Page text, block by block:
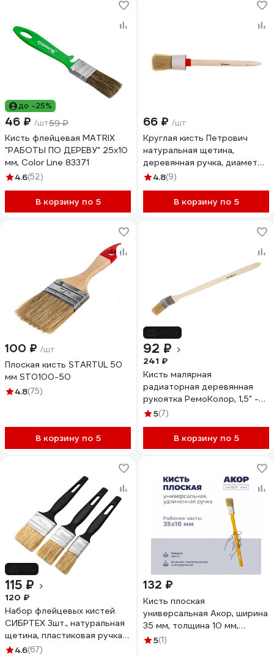
до -25%
46 ₽ /шт59 ₽
Кисть флейцевая MATRIX
"РАБОТЫ ПО ДЕРЕВУ" 25х10
мм, Color Line 83371
4.6(52)
В корзину по 5
66 ₽ /шт
Круглая кисть Петрович
натуральная щетина,
деревянная ручка, диаметр
40 мм 4100000177
4.8(9)
В корзину по 5
100 ₽ /шт
Плоская кисть STARTUL 50
мм ST0100-50
4.8(75)
В корзину по 5
92 ₽
241 ₽
Кисть малярная
радиаторная деревянная
рукоятка РемоКолор, 1,5" -
38мм, /шт./ 01-2-015
5(7)
В корзину по 5
115 ₽
120 ₽
Набор флейцевых кистей
СИБРТЕХ 3шт., натуральная
щетина, пластиковая ручка
82507
4.6(67)
132 ₽
Кисть плоская
универсальная Акор, ширина
35 мм, толщина 10 мм,
удлиненная ручка, Эксперт
5(1)